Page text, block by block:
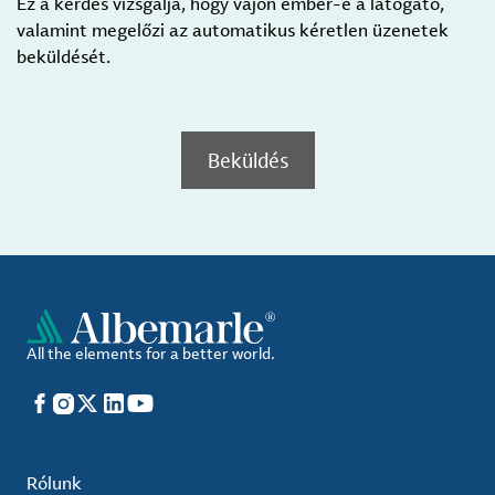
valamint megelőzi az automatikus kéretlen üzenetek
beküldését.
Beküldés
All the elements for a better world.
Facebook
Instagram
X LinkedIn
YouTube
Rólunk